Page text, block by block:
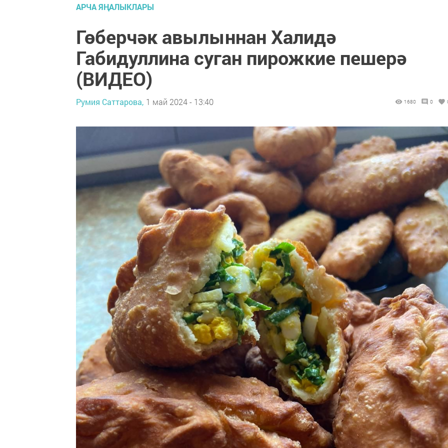
АРЧА ЯҢАЛЫКЛАРЫ
Гөберчәк авылыннан Халидә
Габидуллина суган пирожкие пешерә
(ВИДЕО)
Румия Саттарова, 1 май 2024 - 13:40 1680 0